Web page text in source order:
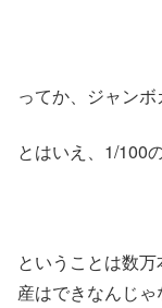
ってか、ジャン
とはいえ、1/100
ということは数
産はできなんじ